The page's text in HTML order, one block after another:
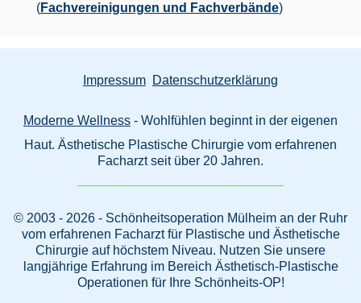
(Fachvereinigungen und Fachverbände)
Impressum Datenschutzerklärung
Moderne Wellness - Wohlfühlen beginnt in der eigenen
Haut. Ästhetische Plastische Chirurgie vom erfahrenen
Facharzt seit über 20 Jahren.
© 2003 - 2026 - Schönheitsoperation Mülheim an der Ruhr
vom erfahrenen Facharzt für Plastische und Ästhetische
Chirurgie auf höchstem Niveau. Nutzen Sie unsere
langjährige Erfahrung im Bereich Ästhetisch-Plastische
Operationen für Ihre Schönheits-OP!